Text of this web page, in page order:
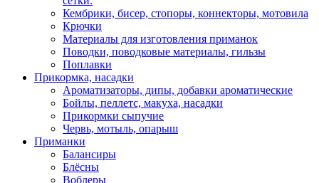
Кембрики, бисер, стопоры, коннекторы, мотовила
Крючки
Материалы для изготовления приманок
Поводки, поводковые материалы, гильзы
Поплавки
Прикормка, насадки
Ароматизаторы, дипы, добавки ароматические
Бойлы, пеллетс, макуха, насадки
Прикормки сыпучие
Червь, мотыль, опарыш
Приманки
Балансиры
Блёсны
Воблеры